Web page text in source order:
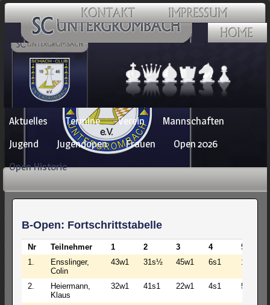
Navigation
überspringen
Aktuelles Termine Verein
Mannschaften
Jugend
Jugendopen Frauen
Open 2026
Open Historie
B-Open: Fortschrittstabelle
Nr Teilnehmer 1 2 3 4
5
1.
Ensslinger,
Colin
43w1 31s½ 45w1 6s1 10w1
2.
Heiermann,
Klaus
32w1 41s1 22w1 4s1 5w1